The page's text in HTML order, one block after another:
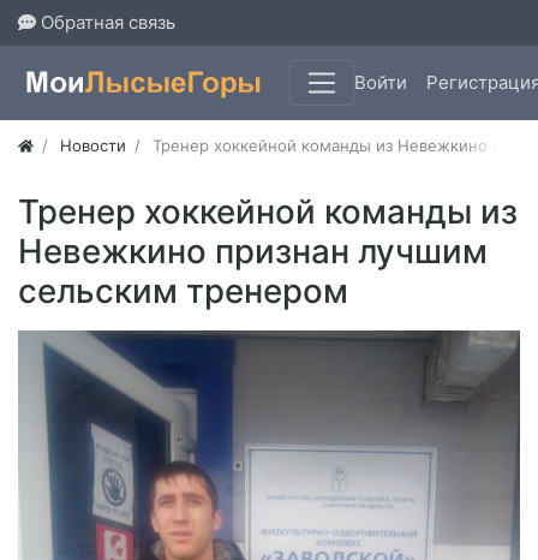
Обратная связь
Войти
Новости Тренер хоккейной команды из Невежкино
Тренер хоккейной команды из
Невежкино признан лучшим
сельским тренером